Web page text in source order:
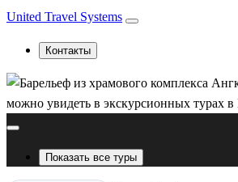
United Travel Systems
Контакты
Показать все туры